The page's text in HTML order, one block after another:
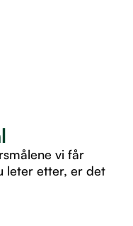
vi får
leter etter, er det